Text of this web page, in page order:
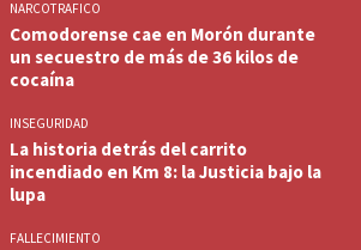
NARCOTRAFICO
Comodorense cae en Morón durante
un secuestro de más de 36 kilos de
cocaína
INSEGURIDAD
La historia detrás del carrito
incendiado en Km 8: la Justicia bajo la
lupa
FALLECIMIENTO